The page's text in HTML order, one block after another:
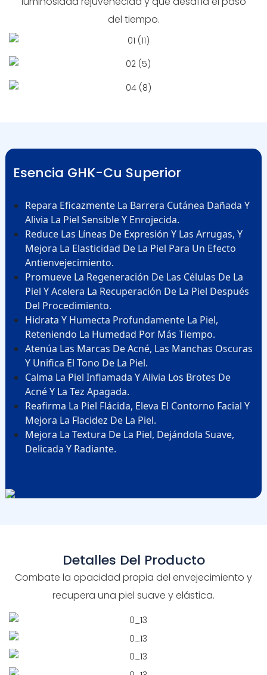
del tiempo.
Esencia GHK-Cu Superior
Repara Eficazmente La Barrera Cutánea Dañada Y
Alivia La Piel Sensible Y Enrojecida.
Reduce Las Líneas De Expresión Y Las Arrugas, Y
Mejora La Elasticidad De La Piel Para Un Efecto
Antienvejecimiento.
Promueve La Regeneración De Las Células De La
Piel Y Acelera La Recuperación De La Piel Después
Del Procedimiento.
Hidrata Y Humecta Profundamente La Piel,
Reteniendo La Humedad Por Más Tiempo.
Atenúa Las Marcas De Acné, Las Manchas Oscuras
Y Unifica El Tono De La Piel.
Calma La Piel Inflamada Y Alivia Los Brotes De
Acné Y La Tez Apagada.
Reafirma La Piel Flácida, Eleva El Contorno Facial Y
Mejora La Flacidez De La Piel.
Mejora La Textura De La Piel, Dejándola Suave,
Delicada Y Radiante.
Detalles Del Producto
Combate la opacidad propia del envejecimiento y
recupera una piel suave y elástica.